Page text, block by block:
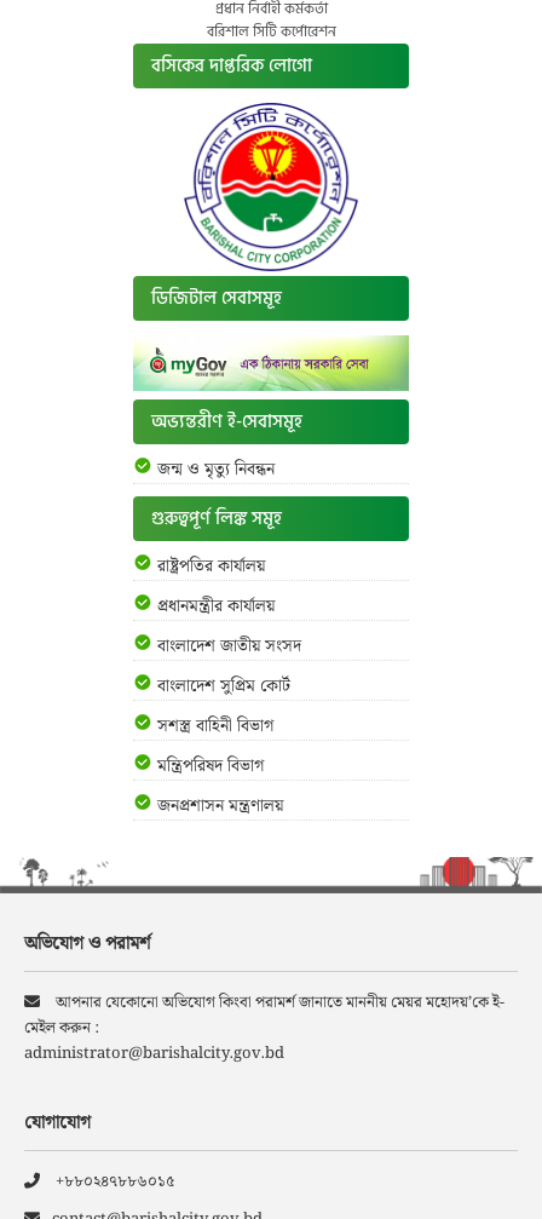
প্রধান নির্বাহী কর্মকর্তা
বরিশাল সিটি কর্পোরেশন
বসিকের দাপ্তরিক লোগো
ডিজিটাল সেবাসমূহ
অভ্যন্তরীণ ই-সেবাসমূহ
জন্ম ও মৃত্যু নিবন্ধন
গুরুত্বপূর্ণ লিঙ্ক সমূহ
রাষ্ট্রপতির কার্যালয়
প্রধানমন্ত্রীর কার্যালয়
বাংলাদেশ জাতীয় সংসদ
বাংলাদেশ সুপ্রিম কোর্ট
সশস্ত্র বাহিনী বিভাগ
মন্ত্রিপরিষদ বিভাগ
জনপ্রশাসন মন্ত্রণালয়
অভিযোগ ও পরামর্শ
আপনার যেকোনো অভিযোগ কিংবা পরামর্শ জানাতে মাননীয় মেয়র মহোদয়’কে ই-
মেইল করুন :
administrator@barishalcity.gov.bd
যোগাযোগ
+৮৮০২৪৭৮৮৬০১৫